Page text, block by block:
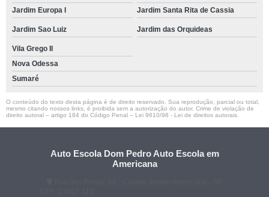
Jardim Europa I
Jardim Santa Rita de Cassia
Jardim Sao Luiz Jardim das Orquideas
Vila Grego II
Nova Odessa
Sumaré
O conteúdo do texto desta página é de direito reservado. Sua reprodução, parcial ou total,
mesmo citando nossos links, é proibida sem a autorização do autor. Crime de violação de
direito autoral – artigo 184 do Código Penal – Lei 9610/98 - Lei de direitos autorais
Auto Escola Dom Pedro Auto Escola em
Americana